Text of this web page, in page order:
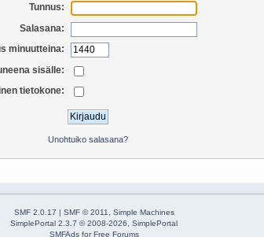
Tunnus:
Salasana:
minuutteina:
sisälle:
tietokone:
Unohtuiko salasana?
SMF 2.0.17 | SMF © 2011
Simple Machines
SimplePortal 2.3.7 © 2008-2026, SimplePortal
SMFAdsforFree Forums